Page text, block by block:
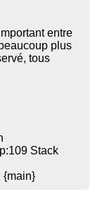
entre
plus
tous
Stack
{main}